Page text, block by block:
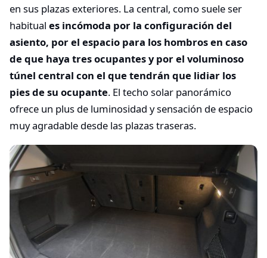
en sus plazas exteriores. La central, como suele ser
habitual es incómoda por la configuración del
asiento, por el espacio para los hombros en caso
de que haya tres ocupantes y por el voluminoso
túnel central con el que tendrán que lidiar los
pies de su ocupante. El techo solar panorámico
ofrece un plus de luminosidad y sensación de espacio
muy agradable desde las plazas traseras.